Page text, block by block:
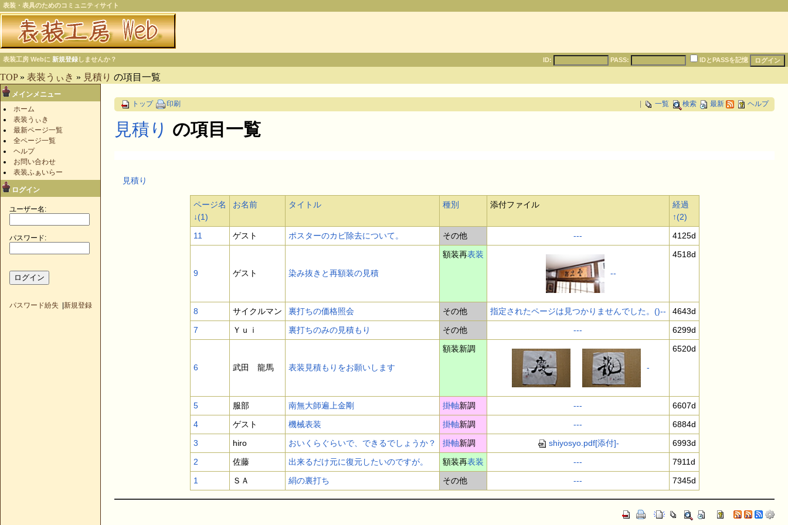
表装・表具のためのコミュニティサイト
表装工房 Webに 新規登録しませんか？ ID: PASS: IDとPASSを記憶
TOP» 表装うぃき » 見積り の項目一覧
メインメニュー
ホーム
表装うぃき
最新ページ一覧
全ページ一覧
ヘルプ
お問い合わせ
表装ふぁいらー
ログイン
ユーザー名:
パスワード:
パスワード紛失 新規登録
一覧 検索 最新 ヘルプ
トップ 印刷
見積り の項目一覧
見積り
ページ名
↓(1)
お名前 タイトル 種別 添付ファイル
経過
↑(2)
11
ゲスト ポスターのカビ除去について。 その他 --- 4125d
9 ゲスト 染み抜きと再額装の見積
額装再表装
--
4518d
8 サイクルマン 裏打ちの価格照会 その他 指定されたページは見つかりませんでした。()--
4643d
7
Ｙｕｉ 裏打ちのみの見積もり その他 --- 6299d
6 武田 龍馬 表装見積もりをお願いします
額装新調
-
6520d
5 服部 南無大師遍上金剛 掛軸新調 ---
6607d
4
ゲスト 機械表装 掛軸新調 ---
6884d
3
hiro おいくらぐらいで、できるでしょうか？ 掛軸新調 shiyosyo.pdf[添付]-
6993d
2
佐藤 出来るだけ元に復元したいのですが。 額装再表装 ---
7911d
1
ＳＡ 絹の裏打ち その他 --- 7345d